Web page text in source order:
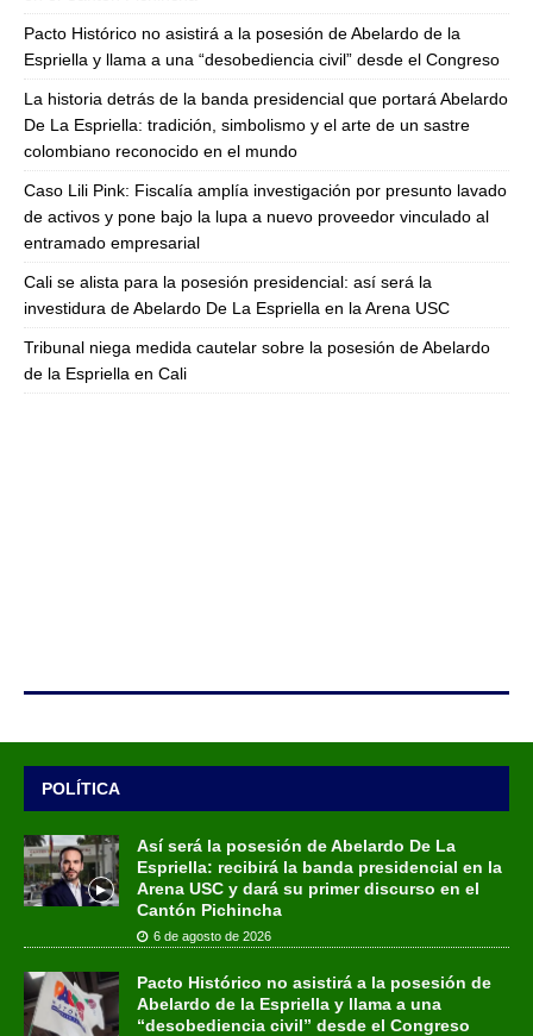
Pacto Histórico no asistirá a la posesión de Abelardo de la
Espriella y llama a una “desobediencia civil” desde el Congreso
La historia detrás de la banda presidencial que portará Abelardo
De La Espriella: tradición, simbolismo y el arte de un sastre
colombiano reconocido en el mundo
Caso Lili Pink: Fiscalía amplía investigación por presunto lavado
de activos y pone bajo la lupa a nuevo proveedor vinculado al
entramado empresarial
Cali se alista para la posesión presidencial: así será la
investidura de Abelardo De La Espriella en la Arena USC
Tribunal niega medida cautelar sobre la posesión de Abelardo
de la Espriella en Cali
POLÍTICA
Así será la posesión de Abelardo De La
Espriella: recibirá la banda presidencial en la
Arena USC y dará su primer discurso en el
Cantón Pichincha
6 de agosto de 2026
Pacto Histórico no asistirá a la posesión de
Abelardo de la Espriella y llama a una
“desobediencia civil” desde el Congreso